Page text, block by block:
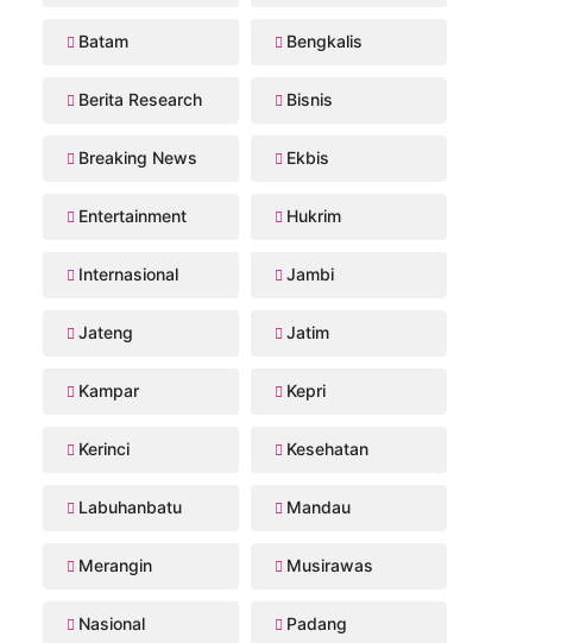
Batam Bengkalis
Berita Research Bisnis
Breaking News Ekbis
Entertainment Hukrim
Internasional Jambi
Jateng Jatim
Kampar Kepri
Kerinci Kesehatan
Labuhanbatu Mandau
Merangin Musirawas
Nasional Padang